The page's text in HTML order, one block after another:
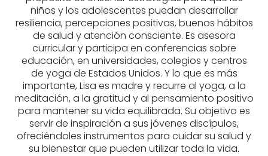
niños y los adolescentes puedan desarrollar
resiliencia, percepciones positivas, buenos hábitos
de salud y atención consciente. Es asesora
curricular y participa en conferencias sobre
educación, en universidades, colegios y centros
de yoga de Estados Unidos. Y lo que es más
importante, Lisa es madre y recurre al yoga, a la
meditación, a la gratitud y al pensamiento positivo
para mantener su vida equilibrada. Su objetivo es
servir de inspiración a sus jóvenes discípulos,
ofreciéndoles instrumentos para cuidar su salud y
su bienestar que pueden utilizar toda la vida.